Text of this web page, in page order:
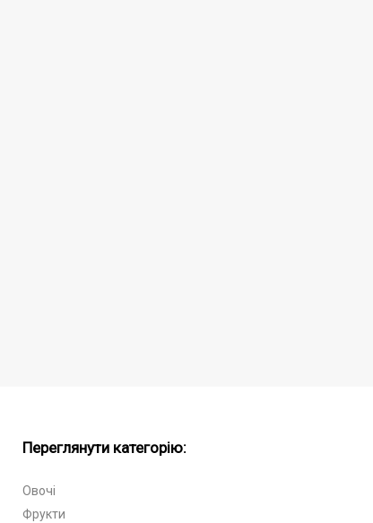
Переглянути категорію:
Овочі
Фрукти